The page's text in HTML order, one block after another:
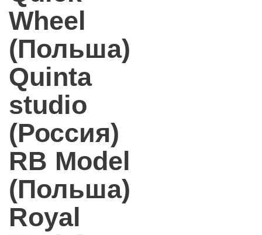
Wheel
(Польша)
Quinta
studio
(Россия)
RB Model
(Польша)
Royal